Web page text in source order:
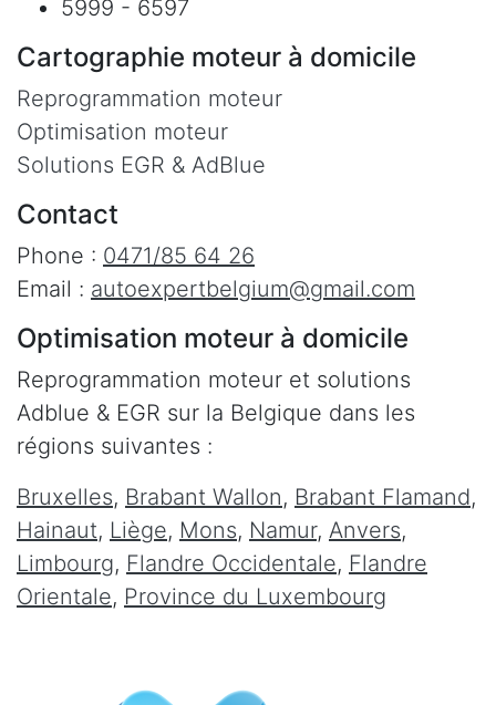
5999 - 6597
Cartographie moteur à domicile
Reprogrammation moteur
Optimisation moteur
Solutions EGR & AdBlue
Contact
Phone : 0471/85 64 26
Email : autoexpertbelgium@gmail.com
Optimisation moteur à domicile
Reprogrammation moteur et solutions
Adblue & EGR sur la Belgique dans les
régions suivantes :
Bruxelles, Brabant Wallon, Brabant Flamand,
Hainaut, Liège, Mons, Namur, Anvers,
Limbourg, Flandre Occidentale, Flandre
Orientale, Province du Luxembourg